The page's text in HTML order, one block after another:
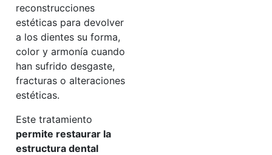
reconstrucciones
estéticas para devolver
a los dientes su forma,
color y armonía cuando
han sufrido desgaste,
fracturas o alteraciones
estéticas.
Este tratamiento
permite restaurar la
estructura dental